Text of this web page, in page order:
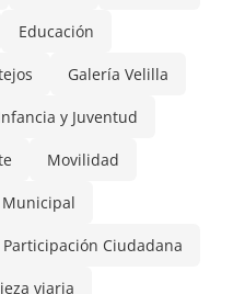
Educación
Galería Velilla
y Juventud
Movilidad
Municipal
Participación Ciudadana
viaria